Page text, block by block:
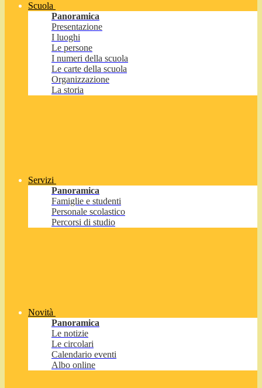
Scuola
Panoramica
Presentazione
I luoghi
Le persone
I numeri della scuola
Le carte della scuola
Organizzazione
La storia
Servizi
Panoramica
Famiglie e studenti
Personale scolastico
Percorsi di studio
Novità
Panoramica
Le notizie
Le circolari
Calendario eventi
Albo online